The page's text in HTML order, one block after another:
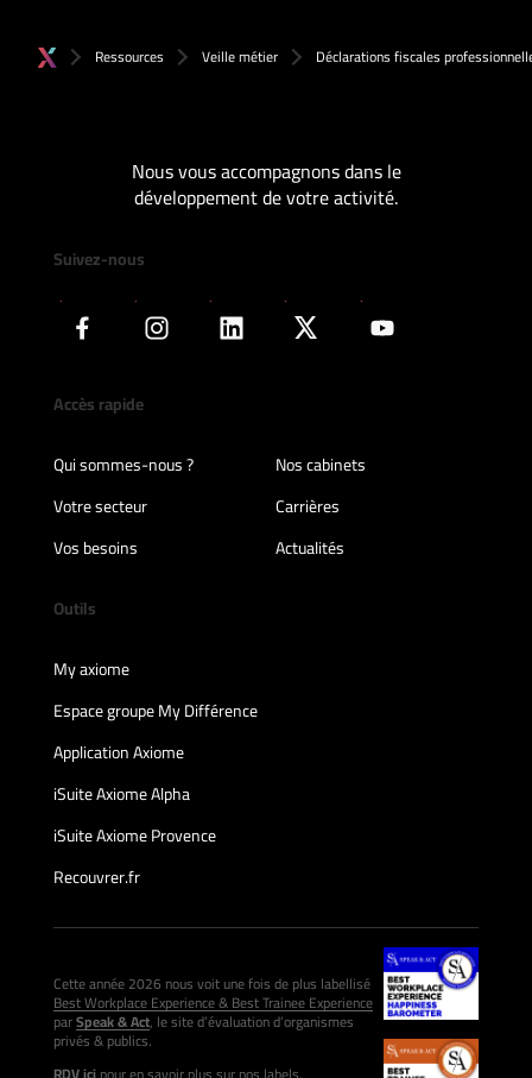
Ressources Veille métier Déclarations fiscales
Nous vous accompagnons dans le
développement de votre activité.
Suivez-nous
Accès rapide
Qui sommes-nous ?
Nos cabinets
Votre secteur
Carrières
Vos besoins
Actualités
Outils
My axiome
Espace groupe My Différence
Application Axiome
iSuite Axiome Alpha
iSuite Axiome Provence
Recouvrer.fr
Cette année 2026 nous voit une fois de plus labellisé
Best Workplace Experience & Best Trainee Experience
parSpeak & Act, le site d’évaluation d’organismes
privés & publics.